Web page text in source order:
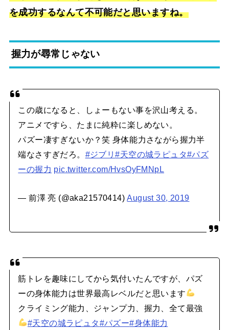
を成功するなんて不可能だと思いますね。
握力が尋常じゃない
この歳になると、しょーもない事を沢山考える。
アニメですら、たまに純粋に楽しめない。
パズー凄すぎないか？笑 身体能力さながら握力半
端なさすぎだろ。 #ジブリ#天空の城ラピュタ#パズ
ーの握力 pic.twitter.com/HvsOyFMNpL
— 前澤 亮 (@aka21570414) August 30, 2019
筋トレを趣味にしてから気付いたんですが、パズ
ーの身体能力は世界最高レベルだと思います
クライミング能力、ジャンプ力、握力、全て最強
#天空の城ラピュタ#パズー#身体能力